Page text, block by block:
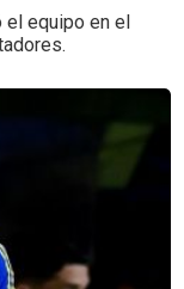
el equipo en el